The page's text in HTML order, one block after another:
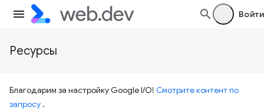
Войти
Ресурсы
Благодарим за настройку Google I/O! Смотрите контент по
запросу .